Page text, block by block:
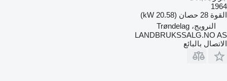
1964
القوة 28 حصان (20.58 kW)
النرويج، Trøndelag
LANDBRUKSSALG.NO AS
الاتصال بالبائع